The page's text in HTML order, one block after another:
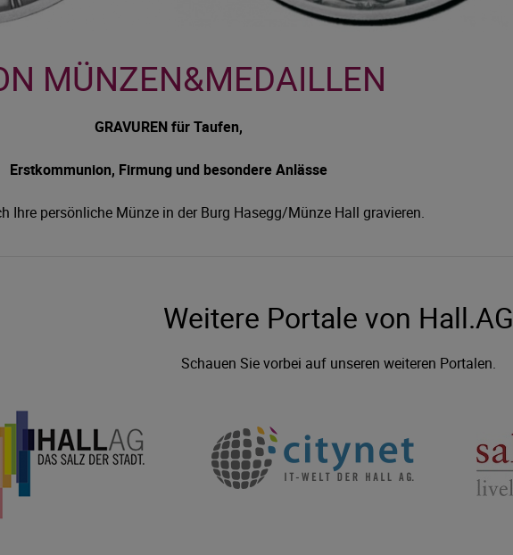
MÜNZEN&MEDAILLEN
GRAVUREN für Taufen,
Erstkommunion, Firmung und besondere Anlässe
Ihre persönliche Münze in der Burg Hasegg/Münze Hall gravieren.
Weitere Portale von Hall.AG
Schauen Sie vorbei auf unseren weiteren Portalen.